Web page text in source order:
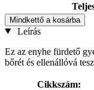
Mindkettő a kosárba
Leírás
Ez az enyhe fürdető
bőrét és ellenállóvá
Cikkszám: